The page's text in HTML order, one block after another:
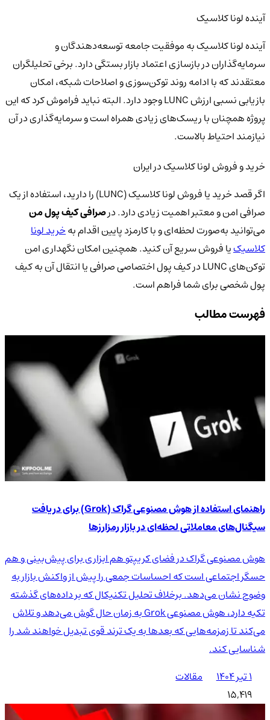
آینده لونا کلاسیک
آینده لونا کلاسیک به موفقیت جامعه توسعه‌دهندگان و
سرمایه‌گذاران در بازسازی اعتماد بازار بستگی دارد. برخی تحلیلگران
معتقدند که با ادامه روند توکن‌سوزی و اصلاحات شبکه، امکان
بازیابی نسبی ارزش LUNC وجود دارد. البته نباید فراموش کرد که این
پروژه همچنان با ریسک‌های زیادی همراه است و سرمایه‌گذاری در آن
نیازمند احتیاط بالاست.
خرید و فروش لونا کلاسیک در ایران
اگر قصد خرید یا فروش لونا کلاسیک (LUNC) را دارید، استفاده از یک
صرافی امن و معتبر اهمیت زیادی دارد. درصرافی کیف پول من
می‌توانید به‌صورت لحظه‌ای و با کارمزد پایین اقدام بهخرید لونا
کلاسیکیا فروش سریع آن کنید. همچنین امکان نگهداری امن
توکن‌های LUNC در کیف پول اختصاصی صرافی یا انتقال آن به کیف
پول شخصی برای شما فراهم است.
فهرست مطالب
راهنمای استفاده از هوش مصنوعی گراک (Grok) برای دریافت
سیگنال‌های معاملاتی لحظه‌ای در بازار رمزارزها
هوش مصنوعی گراک در فضای کریپتو هم ابزاری برای پیش‌بینی و هم
حسگر اجتماعی است که احساسات جمعی را پیش از واکنش بازار به
وضوح نشان می‌دهد. برخلاف تحلیل تکنیکال که بر داده‌های گذشته
تکیه دارد، هوش مصنوعی Grok به زمان حال گوش می‌دهد و تلاش
می‌کند تا زمزمه‌هایی که بعدها به یک ترند قوی تبدیل خواهند شد را
شناسایی کند.
مقالات
15,419